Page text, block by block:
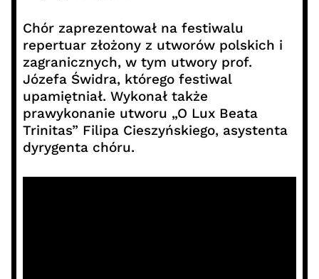
Chór zaprezentował na festiwalu
repertuar złożony z utworów polskich i
zagranicznych, w tym utwory prof.
Józefa Świdra, którego festiwal
upamiętniał. Wykonał także
prawykonanie utworu „O Lux Beata
Trinitas” Filipa Cieszyńskiego, asystenta
dyrygenta chóru.